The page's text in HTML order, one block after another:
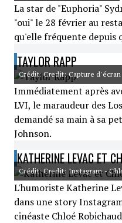
La star de "Euphoria"
"oui" le 28 février au
qu'elle fréquente depuis
TAYLOR RAPP
Crédit: Credit: Capture d'écran
Immédiatement après
LVI, le maraudeur des
demandé sa main à sa
Johnson.
KATHERINE LEVAC ET
Crédit: Credit: Instagram -
L'humoriste Katherine
dans une story
cinéaste Chloé